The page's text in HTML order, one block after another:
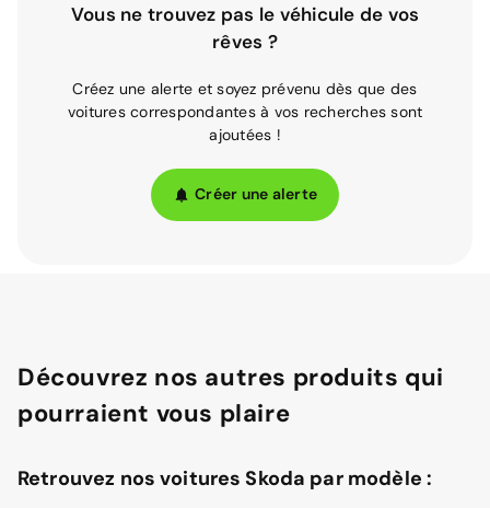
Vous ne trouvez pas le véhicule de vos
rêves ?
Créez une alerte et soyez prévenu dès que des
voitures correspondantes à vos recherches sont
ajoutées !
Créer une alerte
Découvrez nos autres produits qui
pourraient vous plaire
Retrouvez nos voitures Skoda par modèle :